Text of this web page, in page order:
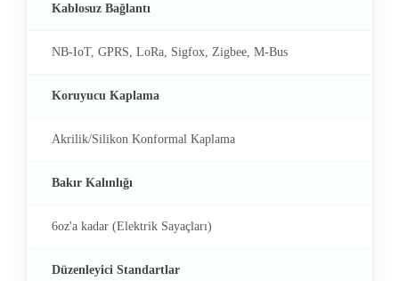
Kablosuz Bağlantı
NB-IoT, GPRS, LoRa, Sigfox, Zigbee, M-Bus
Koruyucu Kaplama
Akrilik/Silikon Konformal Kaplama
Bakır Kalınlığı
6oz'a kadar (Elektrik Sayaçları)
Düzenleyici Standartlar